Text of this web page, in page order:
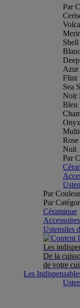
Par
Azur
Flint
Sea
Noir
Bleu
Onyx
Nuit
Par
Par Couleur
Par
Céramique
Ustensiles
Les
De la
de votre
Les